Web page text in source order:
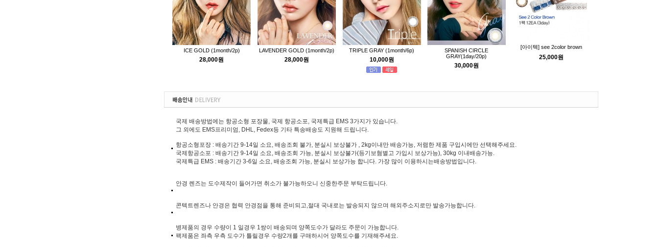
ICE GOLD (1month/2p)
28,000원
LAVENDER GOLD (1month/2p)
28,000원
TRIPLE GRAY (1month/6p)
10,000원
SPANISH CIRCLE
GRAY(1day/20p)
30,000원
[아이텍] see 2color brown
25,000원
국제 배송방법에는 항공소형 포장물, 국제 항공소포, 국제특급 EMS 3가지가 있습니다.
그 외에도 EMS프리미엄, DHL, Fedex등 기타 특송배송도 지원해 드립니다.
항공소형포장 : 배송기간 9-14일 소요, 배송조회 불가, 분실시 보상불가 , 2kg이내만 배송가능, 저렴한 제품 구입시에만 선택해주세요.
국제항공소포 : 배송기간 9-14일 소요, 배송조회 가능, 분실시 보상불가(등기보혐별고 가입시 보상가능), 30kg 이내배송가능.
국제특급 EMS : 배송기간 3-6일 소요, 배송조회 가능, 분실시 보상가능 합니다. 가장 많이 이용하시는배송방법입니다.
안경 렌즈는 도수제작이 들어가면 취소가 불가능하오니 신중한주문 부탁드립니다.
콘텍트렌즈나 안경은 협력 안경점을 통해 준비되고,절대 국내로는 발송되지 않으며 해외주소지로만 발송가능합니다.
병제품의 경우 수량이 1 일경우 1쌍이 배송되며 양쪽도수가 달라도 주문이 가능합니다.
팩제품은 좌측 우측 도수가 틀릴경우 수량2개를 구매하시어 양쪽도수를 기재해주세요.